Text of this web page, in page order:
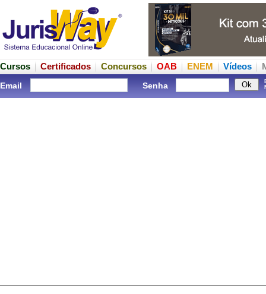
Cursos Certificados Concursos OAB ENEM Vídeos
Email Senha